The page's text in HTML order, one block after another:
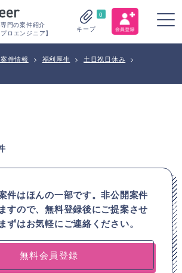
門の案件紹介
ロエンジニア】
0
キープ
件情報 > 福利厚生 > 土日祝日休み >
件はほんの一部です。非公開案件
すので、無料登録後にご提案させ
ずはお気軽にご連絡ください。
無料会員登録